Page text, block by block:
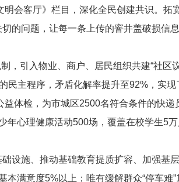
明会客厅》栏目，深化全民创建共识。
的问题，让每一条上传的窨井盖破损信
制，引入物业、商户、居民组织共建“社
民主程序，矛盾化解率提升至92% ，实
益体检，为市城区2500名符合条件的快递
年心理健康活动500场，覆盖在校学生5
设施、推动基础教育提质扩容、加强基
本满意度5%以上；唯有缓解群众“停车难”